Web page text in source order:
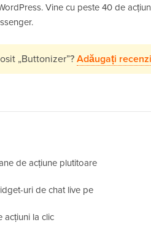
Vine cu peste 40 de
„Buttonizer”?Adăugați
de acțiune plutitoare
uri de chat live pe
acțiuni la clic